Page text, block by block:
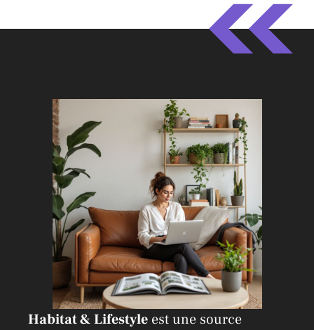
e
Habitat & Lifestyle est une source